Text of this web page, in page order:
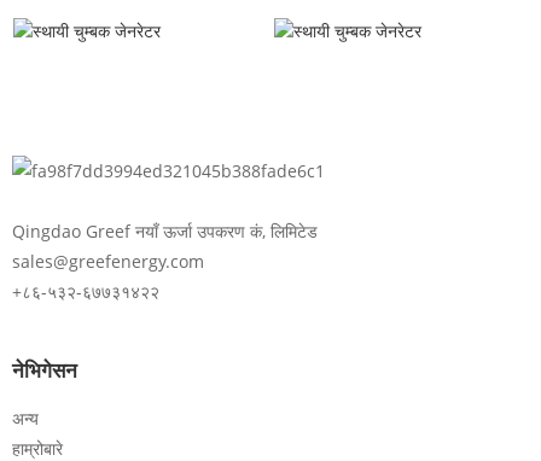
Qingdao Greef नयाँ ऊर्जा उपकरण कं, लिमिटेड
sales@greefenergy.com
+८६-५३२-६७७३१४२२
नेभिगेसन
अन्य
हाम्रोबारे